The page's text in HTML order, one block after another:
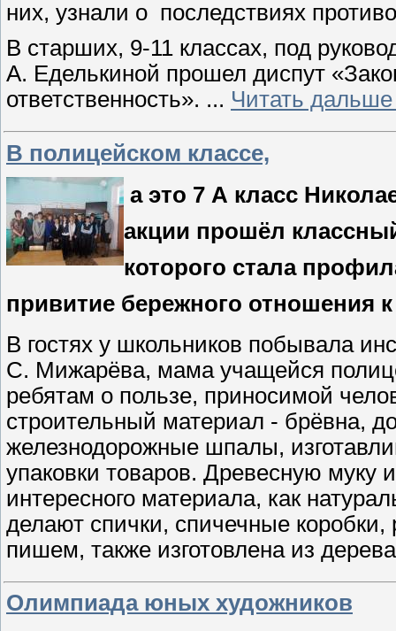
них, узнали о последствиях
В старших, 9-11 классах, под
А. Еделькиной прошел диспут
ответственность». ... Читать
В полицейском классе,
а это 7 А класс
акции прошёл
которого стала
привитие бережного отношения к
В гостях у школьников побывала
С. Мижарёва, мама учащейся
ребятам о пользе, приносимой
строительный материал - брёвна,
железнодорожные шпалы,
упаковки товаров. Древесную муку
интересного материала, как
делают спички, спичечные
пишем, также изготовлена из
Олимпиада юных художников